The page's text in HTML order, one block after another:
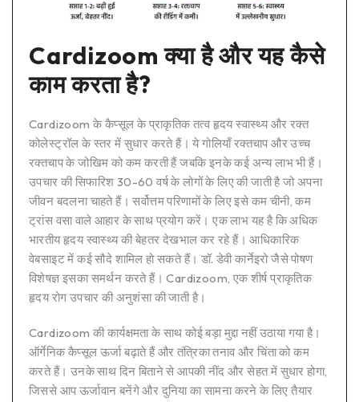
Cardizoom क्या है और यह कैसे
काम करता है?
Cardizoom के कैप्सूल के प्राकृतिक तत्व हृदय स्वास्थ्य और रक्त
कोलेस्ट्रॉल के स्तर में सुधार करते हैं। ये गोलियाँ रक्तचाप और उच्च
रक्तचाप के जोखिम को कम करती हैं जबकि इनके कई अन्य लाभ भी हैं।
उपचार की सिफारिश 30-60 वर्ष के लोगों के लिए की जाती है जो अपना
जीवन बदलना चाहते हैं। सर्वोत्तम परिणामों के लिए इसे कम चीनी, कम
ट्रांस वसा वाले आहार के साथ प्रयोग करें। एक लाभ यह है कि अधिक
भारतीय हृदय स्वास्थ्य की बेहतर देखभाल कर रहे हैं। आधिकारिक
वेबसाइट में कई सौदे शामिल हो सकते हैं। डॉ. डेवी कार्नेइरो जैसे पोषण
विशेषज्ञ इसका समर्थन करते हैं। Cardizoom, एक शीर्ष प्राकृतिक
हृदय रोग उपचार की अनुशंसा की जाती है।
Cardizoom की कार्यक्षमता के साथ कोई बड़ा मुद्दा नहीं उठाया गया है।
ऑर्गेनिक कैप्सूल ऊर्जा बढ़ाते हैं और तंत्रिका तनाव और चिंता को कम
करते हैं। उनके साथ दिन बिताने से आपकी नींद और सेहत में सुधार होगा,
जिससे आप ऊर्जावान बनेंगे और दुनिया का सामना करने के लिए तैयार